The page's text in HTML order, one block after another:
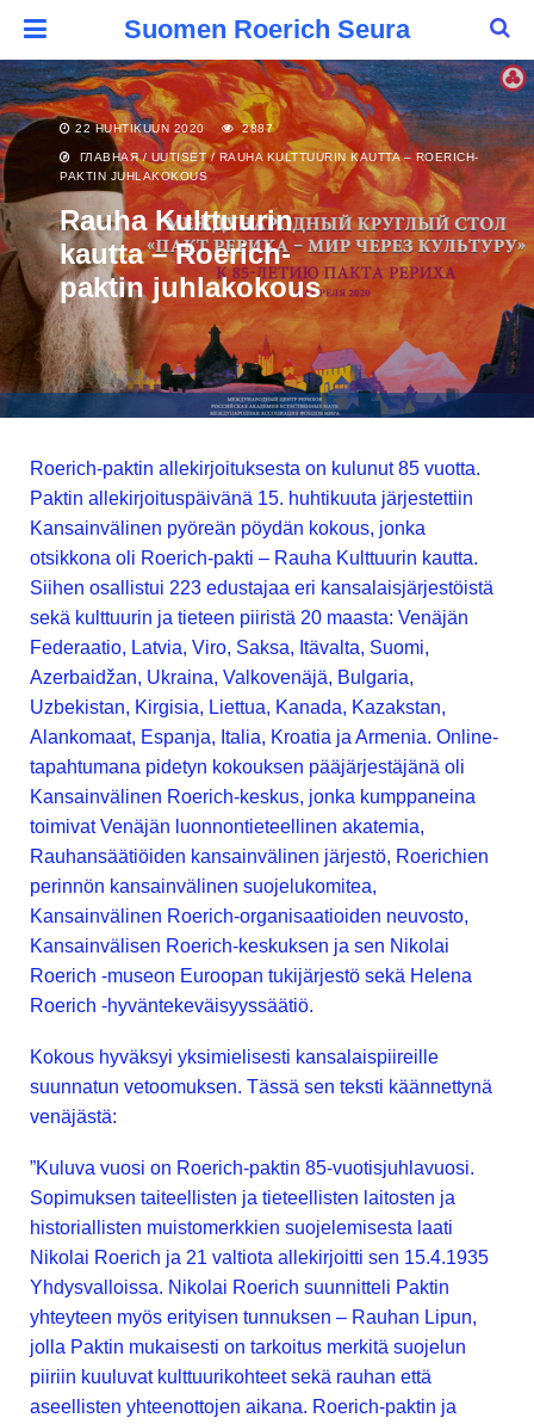
Suomen Roerich Seura
22 HUHTIKUUN 2020 2887
ГЛАВНАЯ/ UUTISET/RAUHA KULTTUURIN KAUTTA – ROERICH-
PAKTIN JUHLAKOKOUS
Rauha Kulttuurin
kautta – Roerich-
paktin juhlakokous
Roerich-paktin allekirjoituksesta on kulunut 85 vuotta.
Paktin allekirjoituspäivänä 15. huhtikuuta järjestettiin
Kansainvälinen pyöreän pöydän kokous, jonka
otsikkona oli Roerich-pakti – Rauha Kulttuurin kautta.
Siihen osallistui 223 edustajaa eri kansalaisjärjestöistä
sekä kulttuurin ja tieteen piiristä 20 maasta: Venäjän
Federaatio, Latvia, Viro, Saksa, Itävalta, Suomi,
Azerbaidžan, Ukraina, Valkovenäjä, Bulgaria,
Uzbekistan, Kirgisia, Liettua, Kanada, Kazakstan,
Alankomaat, Espanja, Italia, Kroatia ja Armenia. Online-
tapahtumana pidetyn kokouksen pääjärjestäjänä oli
Kansainvälinen Roerich-keskus, jonka kumppaneina
toimivat Venäjän luonnontieteellinen akatemia,
Rauhansäätiöiden kansainvälinen järjestö, Roerichien
perinnön kansainvälinen suojelukomitea,
Kansainvälinen Roerich-organisaatioiden neuvosto,
Kansainvälisen Roerich-keskuksen ja sen Nikolai
Roerich -museon Euroopan tukijärjestö sekä Helena
Roerich -hyväntekeväisyyssäätiö.
Kokous hyväksyi yksimielisesti kansalaispiireille
suunnatun vetoomuksen. Tässä sen teksti käännettynä
venäjästä:
”Kuluva vuosi on Roerich-paktin 85-vuotisjuhlavuosi.
Sopimuksen taiteellisten ja tieteellisten laitosten ja
historiallisten muistomerkkien suojelemisesta laati
Nikolai Roerich ja 21 valtiota allekirjoitti sen 15.4.1935
Yhdysvalloissa. Nikolai Roerich suunnitteli Paktin
yhteyteen myös erityisen tunnuksen – Rauhan Lipun,
jolla Paktin mukaisesti on tarkoitus merkitä suojelun
piiriin kuuluvat kulttuurikohteet sekä rauhan että
aseellisten yhteenottojen aikana. Roerich-paktin ja